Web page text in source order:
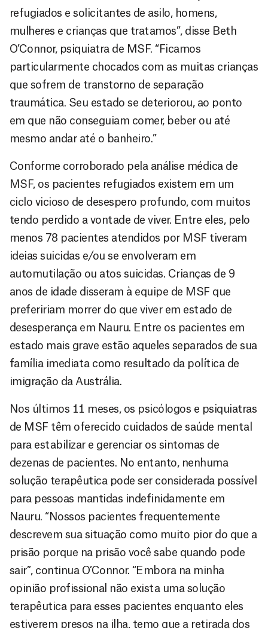
refugiados e solicitantes de asilo, homens,
mulheres e crianças que tratamos”, disse Beth
O’Connor, psiquiatra de MSF. “Ficamos
particularmente chocados com as muitas crianças
que sofrem de transtorno de separação
traumática. Seu estado se deteriorou, ao ponto
em que não conseguiam comer, beber ou até
mesmo andar até o banheiro.”
Conforme corroborado pela análise médica de
MSF, os pacientes refugiados existem em um
ciclo vicioso de desespero profundo, com muitos
tendo perdido a vontade de viver. Entre eles, pelo
menos 78 pacientes atendidos por MSF tiveram
ideias suicidas e/ou se envolveram em
automutilação ou atos suicidas. Crianças de 9
anos de idade disseram à equipe de MSF que
prefeririam morrer do que viver em estado de
desesperança em Nauru. Entre os pacientes em
estado mais grave estão aqueles separados de sua
família imediata como resultado da política de
imigração da Austrália.
Nos últimos 11 meses, os psicólogos e psiquiatras
de MSF têm oferecido cuidados de saúde mental
para estabilizar e gerenciar os sintomas de
dezenas de pacientes. No entanto, nenhuma
solução terapêutica pode ser considerada possível
para pessoas mantidas indefinidamente em
Nauru. “Nossos pacientes frequentemente
descrevem sua situação como muito pior do que a
prisão porque na prisão você sabe quando pode
sair”, continua O’Connor. “Embora na minha
opinião profissional não exista uma solução
terapêutica para esses pacientes enquanto eles
estiverem presos na ilha, temo que a retirada dos